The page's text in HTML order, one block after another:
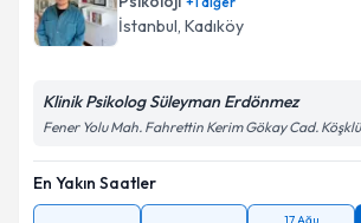
İstanbul , Kadıköy
Klinik Psikolog Süleyman Erdönmez
Fener Yolu Mah. Fahrettin Kerim Gökay Cad.
En Yakın Saatler
17 Ağu